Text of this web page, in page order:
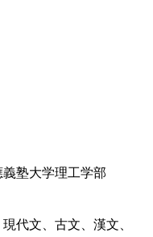
義塾大学理工学部
代文、古文、漢文、